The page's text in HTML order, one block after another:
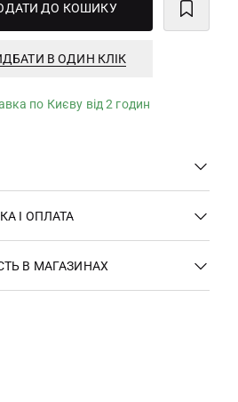
ДО КОШИКУ
В ОДИН КЛІК
по Києву від 2 годин
І ОПЛАТА
В МАГАЗИНАХ